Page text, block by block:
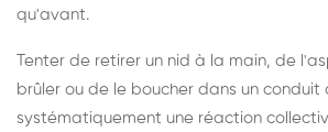
qu'avant.
Tenter de retirer un nid à la main, de
brûler ou de le boucher dans un conduit
systématiquement une réaction